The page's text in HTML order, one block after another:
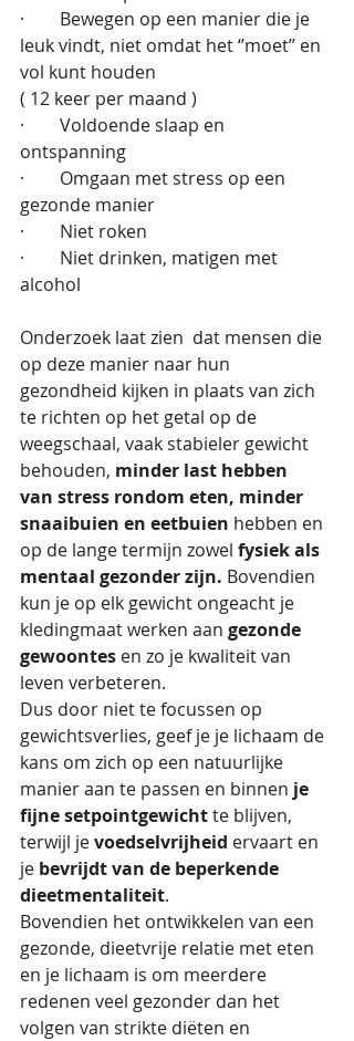
·        Bewegen op een manier die je
leuk vindt, niet omdat het ‘’moet’’ en
vol kunt houden
( 12 keer per maand )
·        Voldoende slaap en
ontspanning
·        Omgaan met stress op een
gezonde manier
·        Niet roken
·        Niet drinken, matigen met
alcohol
Onderzoek laat zien  dat mensen die
op deze manier naar hun
gezondheid kijken in plaats van zich
te richten op het getal op de
weegschaal, vaak stabieler gewicht
behouden, minder last hebben
van stress rondom eten, minder
snaaibuien en eetbuien hebben en
op de lange termijn zowel fysiek als
mentaal gezonder zijn. Bovendien
kun je op elk gewicht ongeacht je
kledingmaat werken aan gezonde
gewoontes en zo je kwaliteit van
leven verbeteren.
Dus door niet te focussen op
gewichtsverlies, geef je je lichaam de
kans om zich op een natuurlijke
manier aan te passen en binnen je
fijne setpointgewicht te blijven,
terwijl je voedselvrijheid ervaart en
je bevrijdt van de beperkende
dieetmentaliteit.
Bovendien het ontwikkelen van een
gezonde, dieetvrije relatie met eten
en je lichaam is om meerdere
redenen veel gezonder dan het
volgen van strikte diëten en